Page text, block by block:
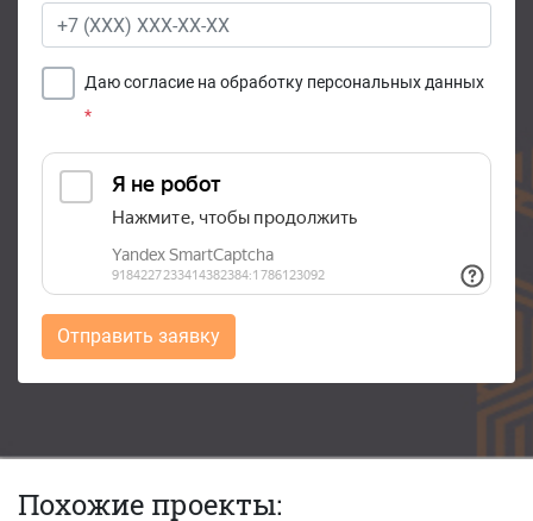
Даю согласие на обработку персональных данных
*
Отправить заявку
Похожие проекты: